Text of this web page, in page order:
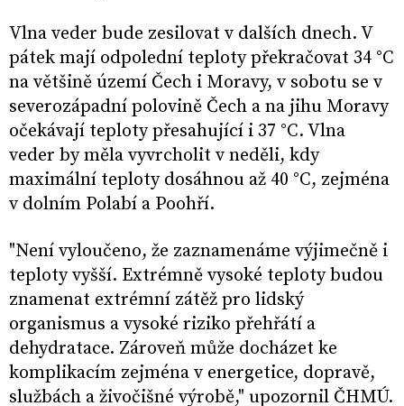
Vlna veder bude zesilovat v dalších dnech. V
pátek mají odpolední teploty překračovat 34 °C
na většině území Čech i Moravy, v sobotu se v
severozápadní polovině Čech a na jihu Moravy
očekávají teploty přesahující i 37 °C. Vlna
veder by měla vyvrcholit v neděli, kdy
maximální teploty dosáhnou až 40 °C, zejména
v dolním Polabí a Poohří.
"Není vyloučeno, že zaznamenáme výjimečně i
teploty vyšší. Extrémně vysoké teploty budou
znamenat extrémní zátěž pro lidský
organismus a vysoké riziko přehřátí a
dehydratace. Zároveň může docházet ke
komplikacím zejména v energetice, dopravě,
službách a živočišné výrobě," upozornil ČHMÚ.